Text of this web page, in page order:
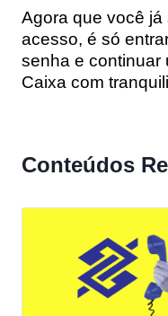
Agora que você
acesso, é só
senha e continuar
Caixa com
Conteúdos